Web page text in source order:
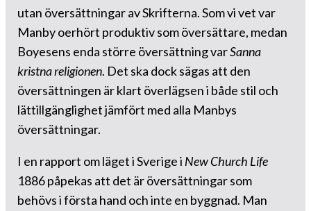
utan översättningar av Skrifterna. Som vi vet var
Manby oerhört produktiv som översättare, medan
Boyesens enda större översättning varSanna
kristna religionen. Det ska dock sägas att den
översättningen är klart överlägsen i både stil och
lättillgänglighet jämfört med alla Manbys
översättningar.
I en rapport om läget i Sverige i New Church Life
1886 påpekas att det är översättningar som
behövs i första hand och inte en byggnad. Man